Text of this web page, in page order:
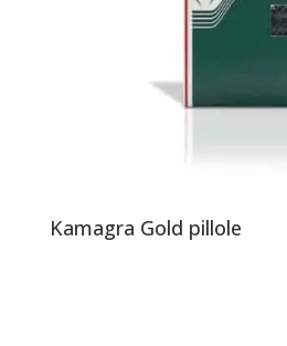
Kamagra Gold pillole